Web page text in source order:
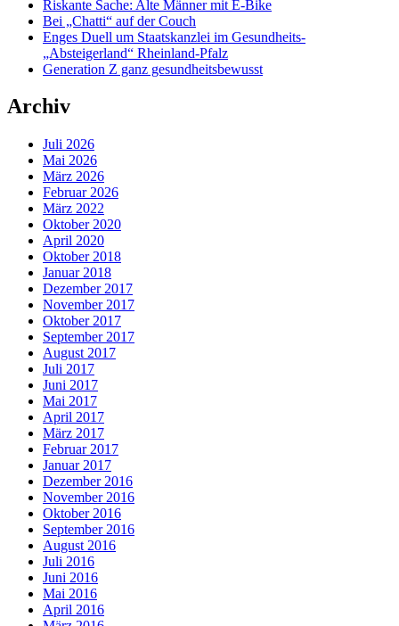
Riskante Sache: Alte Männer mit E-Bike
Bei „Chatti“ auf der Couch
Enges Duell um Staatskanzlei im Gesundheits-
„Absteigerland“ Rheinland-Pfalz
Generation Z ganz gesundheitsbewusst
Archiv
Juli 2026
Mai 2026
März 2026
Februar 2026
März 2022
Oktober 2020
April 2020
Oktober 2018
Januar 2018
Dezember 2017
November 2017
Oktober 2017
September 2017
August 2017
Juli 2017
Juni 2017
Mai 2017
April 2017
März 2017
Februar 2017
Januar 2017
Dezember 2016
November 2016
Oktober 2016
September 2016
August 2016
Juli 2016
Juni 2016
Mai 2016
April 2016